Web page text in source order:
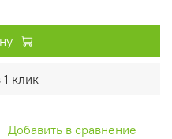
Добавить в сравнение
1 клик